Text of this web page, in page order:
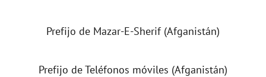
Prefijo de Mazar-E-Sherif (Afganistán)
Prefijo de Teléfonos móviles (Afganistán)